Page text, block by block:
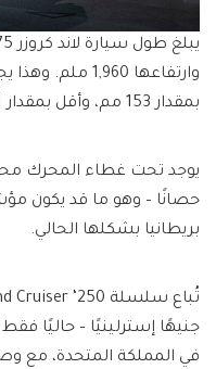
بمقدار 153 مم، وأقل بمقدار 11 مم من Defender 90.
بريطانيا بشكلها الحالي.
في المملكة المتحدة، مع